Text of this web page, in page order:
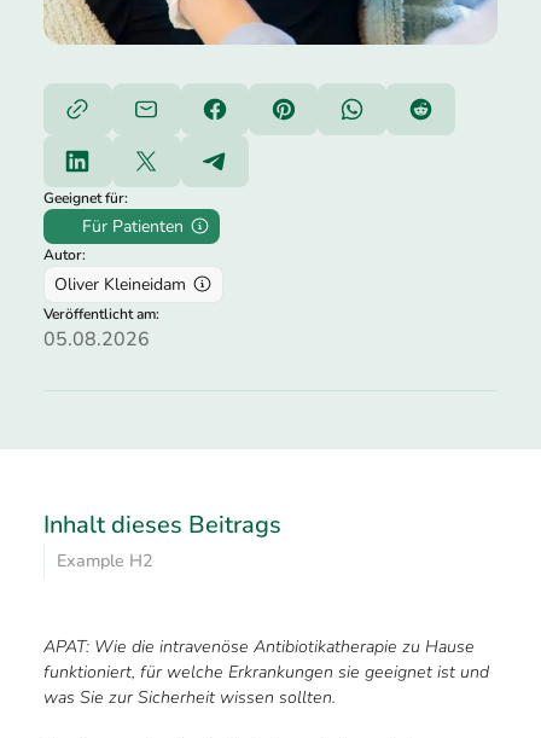
Geeignet für:
Für Patienten
Autor:
Oliver Kleineidam
Veröffentlicht am:
05.08.2026
Inhalt dieses Beitrags
Example H2
APAT: Wie die intravenöse Antibiotikatherapie zu Hause
funktioniert, für welche Erkrankungen sie geeignet ist und
was Sie zur Sicherheit wissen sollten.